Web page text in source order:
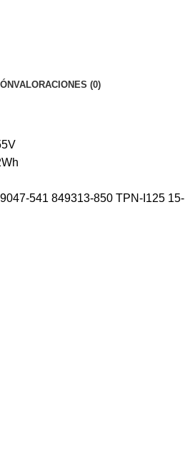
VALORACIONES (0)
Wh
541 849313-850 TPN-I125 15-